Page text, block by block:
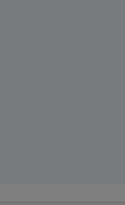
ramy w